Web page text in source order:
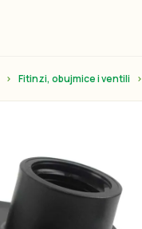
Fitinzi, obujmice i ventili